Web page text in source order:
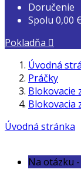
Doručenie
Spolu 0,00 €
Pokladňa 
Úvodná
Práčky
Blokovacie
Blokovacia
Úvodná stránka
Na otázku